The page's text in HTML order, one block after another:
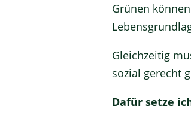
Grünen
Gleichzeitig
sozial gerecht
Dafür setze